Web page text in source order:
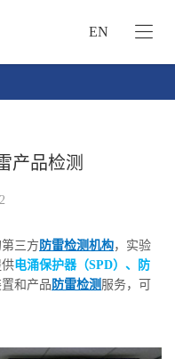
EN
产品检测
三方 防雷检测机构，实验
电涌保护器（SPD）、防
和产品 防雷检测 服务，可